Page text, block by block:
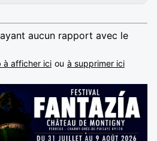
aucun rapport avec le
à afficher ici ou à supprimer ici